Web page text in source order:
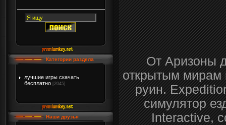
Категории раздела
лучшие игры скачать
бесплатно [2045]
Наши друзья
От Аризоны
открытым мирам
руин.
симулятор
Interactive,